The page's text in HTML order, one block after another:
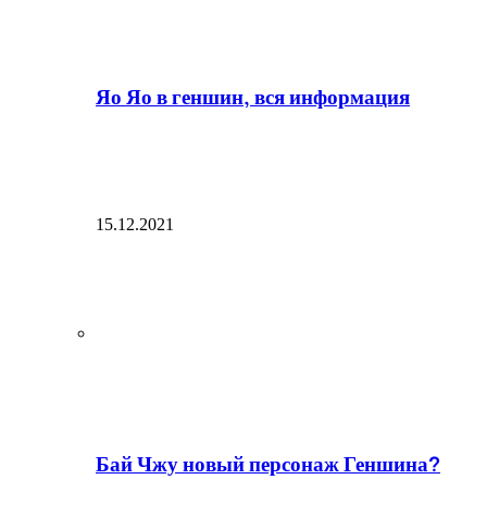
Яо Яо в геншин, вся информация
15.12.2021
Бай Чжу новый персонаж Геншина?